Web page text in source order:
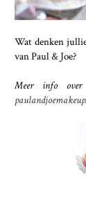
Wat denken
van Paul & Joe?
Meer info over